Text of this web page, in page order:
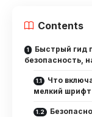
Contents
Быстрый гид
безопасность,
Что
мелкий шрифт